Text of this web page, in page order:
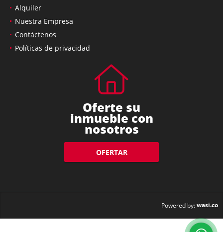
Alquiler
Nuestra Empresa
Contáctenos
Políticas de privacidad
Oferte su
inmueble con
nosotros
OFERTAR
Powered by:wasi.co